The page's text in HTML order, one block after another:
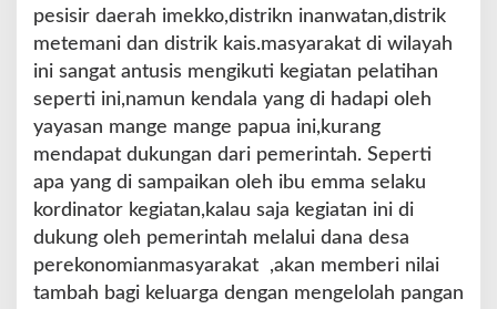
pesisir daerah imekko,distrikn inanwatan,distrik
metemani dan distrik kais.masyarakat di wilayah
ini sangat antusis mengikuti kegiatan pelatihan
seperti ini,namun kendala yang di hadapi oleh
yayasan mange mange papua ini,kurang
mendapat dukungan dari pemerintah. Seperti
apa yang di sampaikan oleh ibu emma selaku
kordinator kegiatan,kalau saja kegiatan ini di
dukung oleh pemerintah melalui dana desa
perekonomianmasyarakat ,akan memberi nilai
tambah bagi keluarga dengan mengelolah pangan